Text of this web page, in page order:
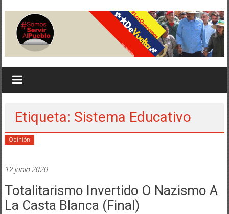
contenido
serviralpueblo.org
#SomosServirAlPueblo
Etiqueta: Sistema Educativo
Opinión
12 junio 2020
Totalitarismo Invertido O Nazismo A
La Casta Blanca (final)